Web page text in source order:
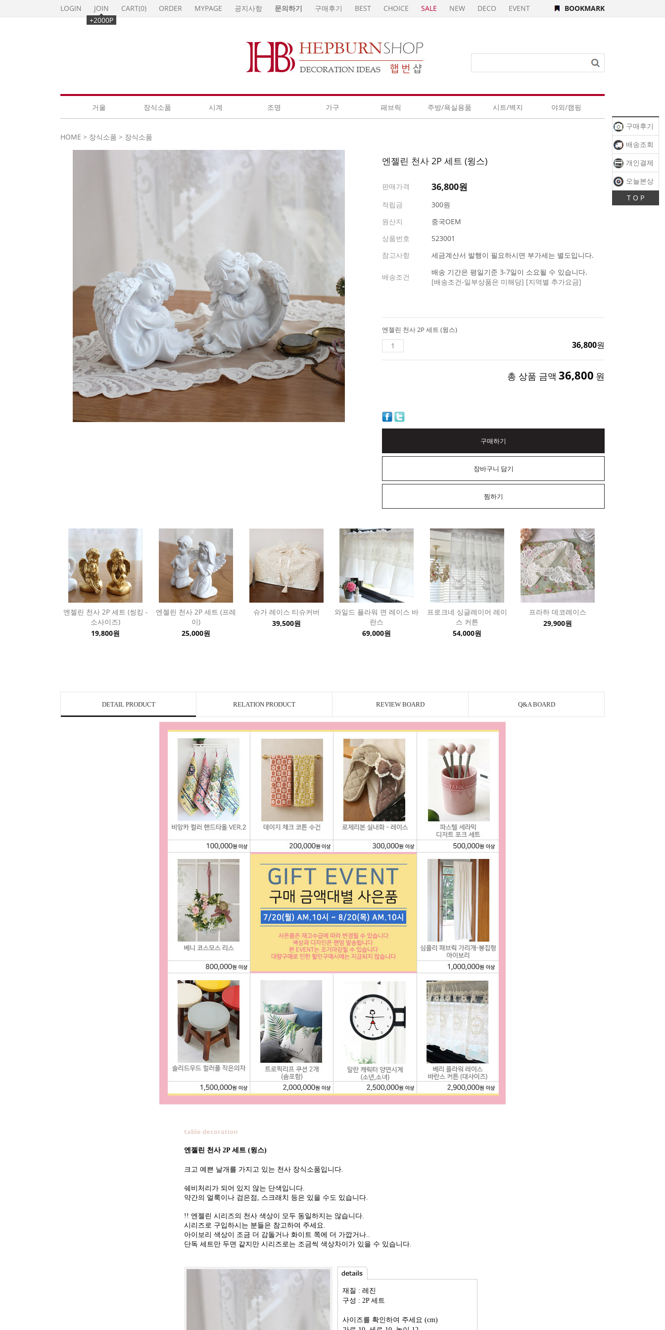
구매후기
배송조회
개인결제
오늘본상
T O P
LOGIN
JOIN
+2000P
CART(0) ORDER MYPAGE 공지사항 문의하기 구매후기 BEST CHOICE SALE NEW DECO EVENT BOOKMARK
거울 장식소품 시계 조명 가구 패브릭 주방/욕실용품 시트/벽지 야외/캠핑
HOME > 장식소품 > 장식소품
엔젤린 천사 2P 세트 (윙스)
판매가격 36,800원
적립금
300원
원산지
중국OEM
상품번호
523001
참고사항
세금계산서 발행이 필요하시면 부가세는 별도입니다.
배송조건
배송 기간은 평일기준 3-7일이 소요될 수 있습니다.
[배송조건-일부상품은 미해당] [지역별 추가요금]
엔젤린 천사 2P 세트 (윙스)
36,800원
총 상품 금액 36,800 원
구매하기
장바구니 담기
찜하기
엔젤린 천사 2P 세트 (씽킹 -
소사이즈)
19,800원
엔젤린 천사 2P 세트 (프레
이)
25,000원
슈가 레이스 티슈커버
39,500원
와일드 플라워 면 레이스 바
란스
69,000원
프로크네 싱글레이어 레이
스 커튼
54,000원
프라하 데코레이스
29,900원
DETAIL PRODUCT RELATION PRODUCT REVIEW BOARD Q&A BOARD
table decoration
엔젤린 천사 2P 세트 (윙스)
크고 예쁜 날개를 가지고 있는 천사 장식소품입니다.
쉐비처리가 되어 있지 않는 단색입니다.
약간의 얼룩이나 검은점, 스크래치 등은 있을 수도 있습니다.
!! 엔젤린 시리즈의 천사 색상이 모두 동일하지는 않습니다.
시리즈로 구입하시는 분들은 참고하여 주세요.
아이보리 색상이 조금 더 감돌거나 화이트 쪽에 더 가깝거나..
단독 세트만 두면 같지만 시리즈로는 조금씩 색상차이가 있을 수 있습니다.
재질 : 레진
구성 : 2P 세트
사이즈를 확인하여 주세요 (cm)